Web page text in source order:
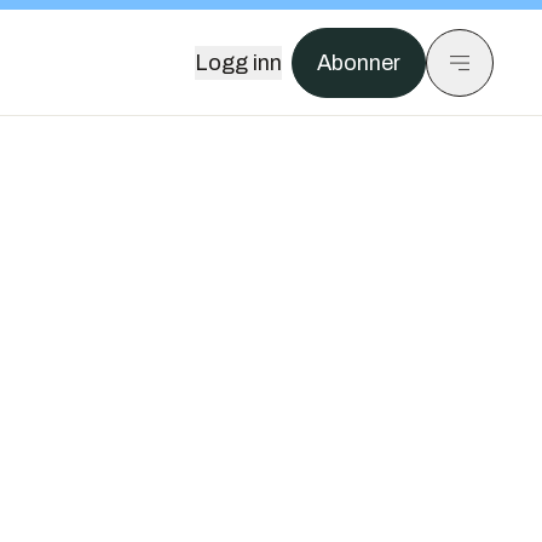
Logg inn Abonner